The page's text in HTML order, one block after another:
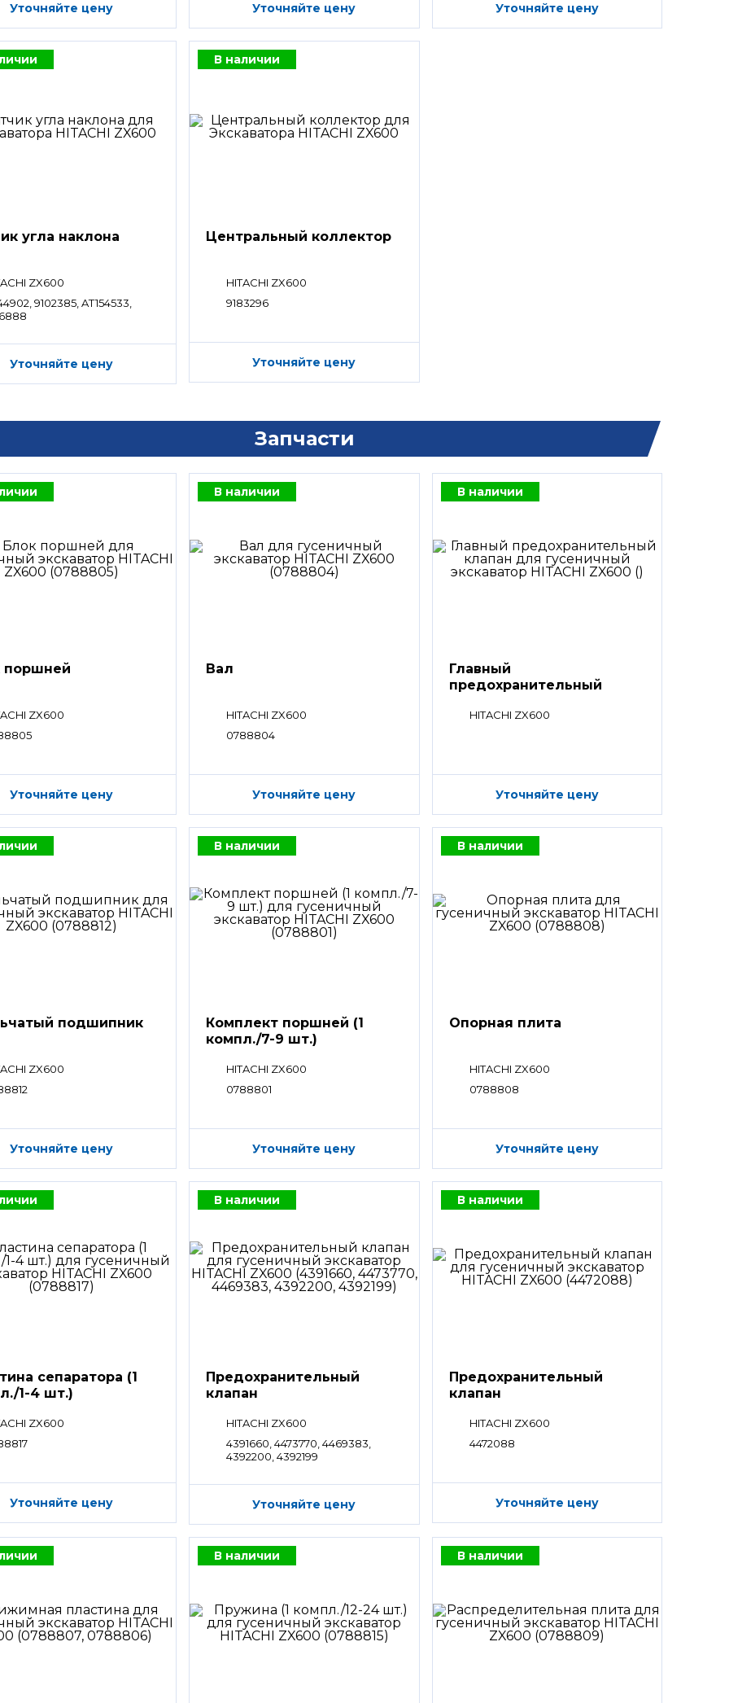
Уточняйте цену Уточняйте цену Уточняйте цену
угла наклона
ZX600
9102385, AT154533,
Уточняйте цену
В наличии
Центральный коллектор
HITACHI ZX600
9183296
Уточняйте цену
Запчасти
поршней
ZX600
Уточняйте цену
В наличии
Вал
HITACHI ZX600
0788804
Уточняйте цену
В наличии
Главный
предохранительный
HITACHI ZX600
Уточняйте цену
подшипник
ZX600
Уточняйте цену
В наличии
Комплект поршней (1
компл./7-9 шт.)
HITACHI ZX600
0788801
Уточняйте цену
В наличии
Опорная плита
HITACHI ZX600
0788808
Уточняйте цену
сепаратора (1
1-4 шт.)
ZX600
Уточняйте цену
В наличии
Предохранительный
клапан
HITACHI ZX600
4391660, 4473770, 4469383,
4392200, 4392199
Уточняйте цену
В наличии
Предохранительный
клапан
HITACHI ZX600
4472088
Уточняйте цену
В наличии В наличии